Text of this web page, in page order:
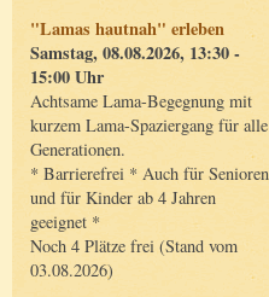
"Lamas hautnah" erleben
Samstag, 08.08.2026, 13:30 -
15:00 Uhr
Achtsame Lama-Begegnung mit
kurzem Lama-Spaziergang für alle
Generationen.
* Barrierefrei * Auch für Senioren
und für Kinder ab 4 Jahren
geeignet *
Noch 4 Plätze frei (Stand vom
03.08.2026)